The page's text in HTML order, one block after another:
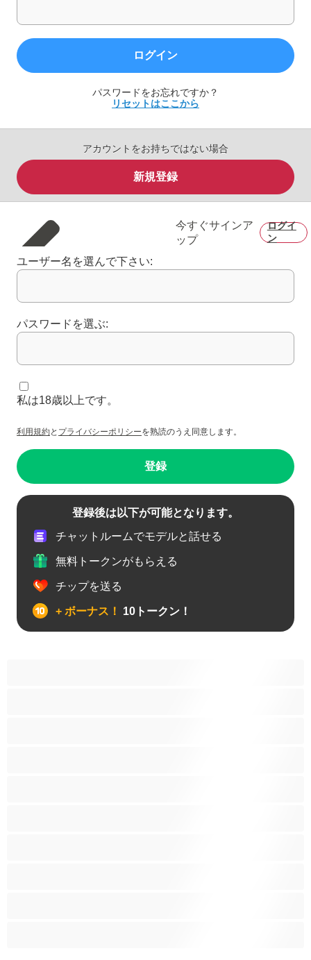
ログイン
パスワードをお忘れですか？
リセットはここから
アカウントをお持ちではない場合
新規登録
今すぐサインア
ップ
ログイ
ン
ユーザー名を選んで下さい:
パスワードを選ぶ:
私は18歳以上です。
利用規約と プライバシーポリシーを熟読のうえ同意します。
登録
登録後は以下が可能となります。
チャットルームでモデルと話せる
無料トークンがもらえる
チップを送る
+ ボーナス！ 10トークン！